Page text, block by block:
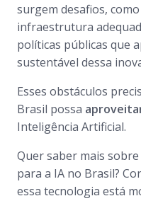
surgem desafios,
infraestrutura
políticas públicas que
sustentável dessa
Esses obstáculos
Brasil possa
Inteligência Artificial.
Quer saber mais
para a IA no Brasil?
essa tecnologia está